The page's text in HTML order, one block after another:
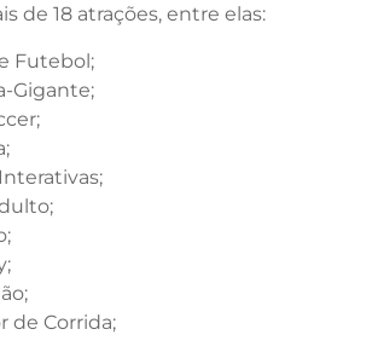
de 18 atrações, entre elas:
Futebol;
Gigante;
de Corrida;